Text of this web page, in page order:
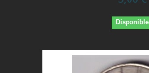
Disponible